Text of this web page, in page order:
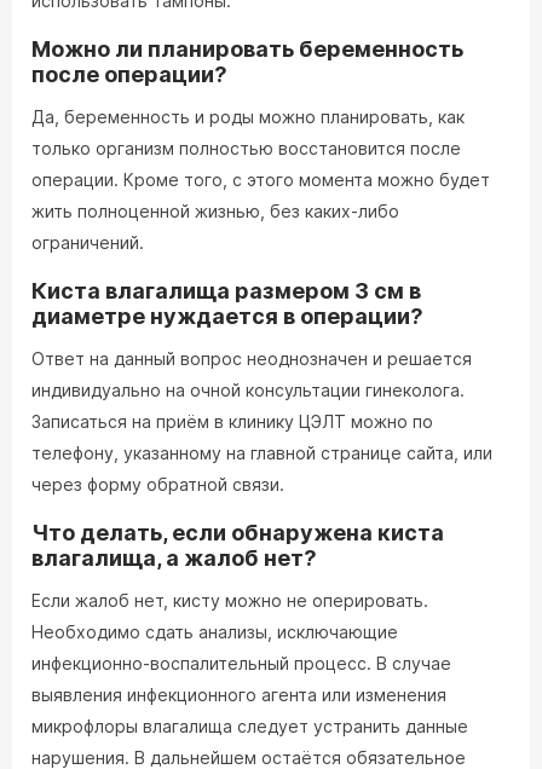
Можно ли планировать беременность
после операции?
Да, беременность и роды можно планировать, как
только организм полностью восстановится после
операции. Кроме того, с этого момента можно будет
жить полноценной жизнью, без каких-либо
ограничений.
Киста влагалища размером 3 см в
диаметре нуждается в операции?
Ответ на данный вопрос неоднозначен и решается
индивидуально на очной консультации гинеколога.
Записаться на приём в клинику ЦЭЛТ можно по
телефону, указанному на главной странице сайта, или
через форму обратной связи.
Что делать, если обнаружена киста
влагалища, а жалоб нет?
Если жалоб нет, кисту можно не оперировать.
Необходимо сдать анализы, исключающие
инфекционно-воспалительный процесс. В случае
выявления инфекционного агента или изменения
микрофлоры влагалища следует устранить данные
нарушения. В дальнейшем остаётся обязательное